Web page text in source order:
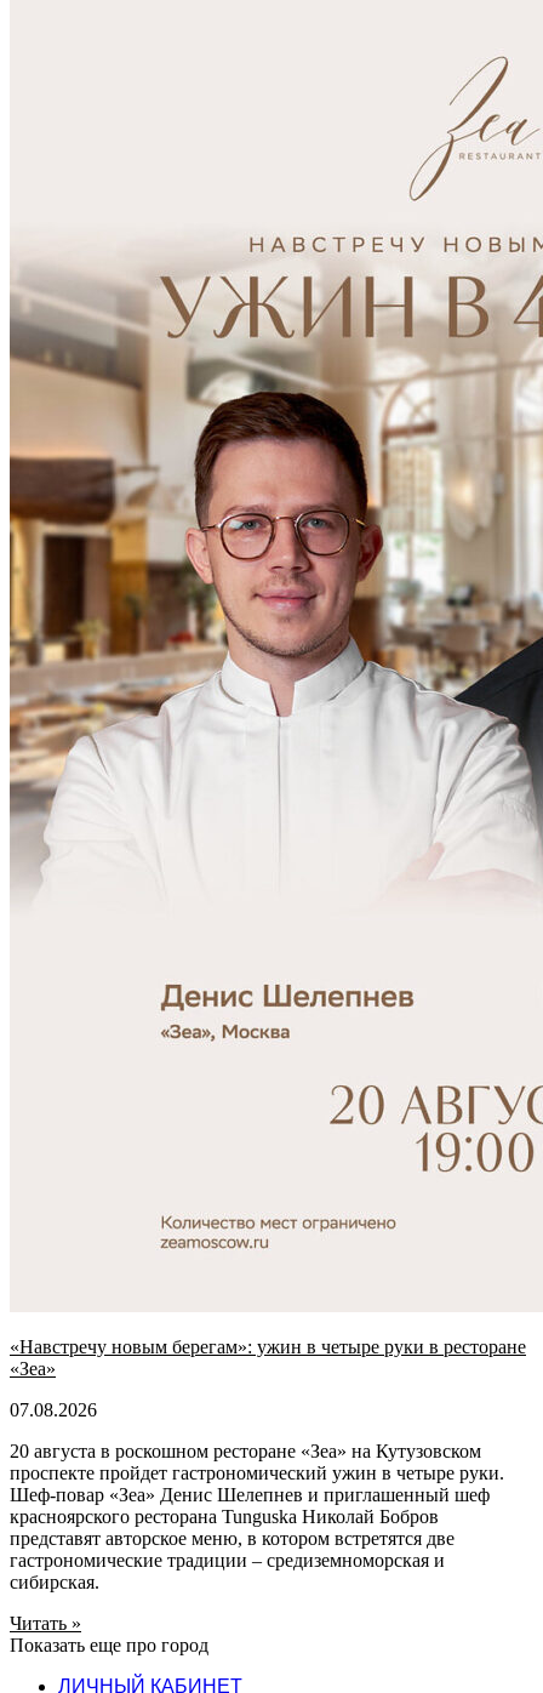
«Навстречу новым берегам»: ужин в четыре руки в ресторане
«Зеа»
07.08.2026
20 августа в роскошном ресторане «Зеа» на Кутузовском
проспекте пройдет гастрономический ужин в четыре руки.
Шеф-повар «Зеа» Денис Шелепнев и приглашенный шеф
красноярского ресторана Tunguska Николай Бобров
представят авторское меню, в котором встретятся две
гастрономические традиции – средиземноморская и
сибирская.
Читать »
Показать еще про город
ЛИЧНЫЙ КАБИНЕТ